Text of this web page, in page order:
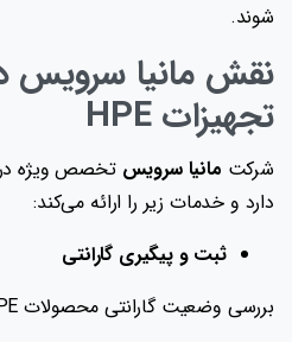
شوند.
نقش مانیا سرویس
تجهیزات HPE
شرکت مانیا سرویس
دارد و خدمات زیر را ارائه می‌کند:
ثبت و پیگیری گارانتی
بررسی وضعیت گارانتی محصولات HPE